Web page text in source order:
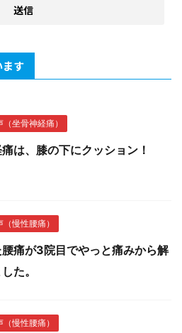
ます
坐骨神経痛）
は、膝の下にクッション！
慢性腰痛）
痛が3院目でやっと痛みから解
た。
慢性腰痛）